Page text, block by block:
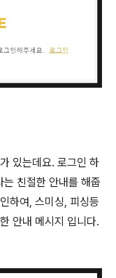
있는데요. 로그인 하
친절한 안내를 해줍
하여, 스미싱, 피싱등
안내 메시지 입니다.